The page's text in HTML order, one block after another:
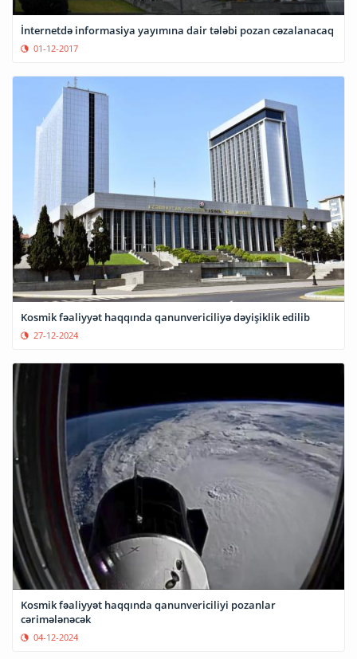
İnternetdə informasiya yayımına dair tələbi pozan cəzalanacaq
01-12-2017
Kosmik fəaliyyət haqqında qanunvericiliyə dəyişiklik edilib
27-12-2024
Kosmik fəaliyyət haqqında qanunvericiliyi pozanlar
cərimələnəcək
04-12-2024